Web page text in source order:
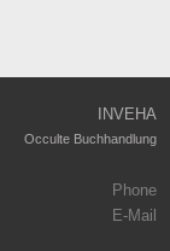
INVEHA
Occulte Buchhandlung
Phone
E-Mail